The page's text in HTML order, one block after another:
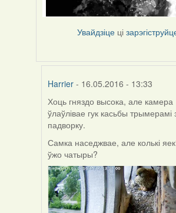
Увайдзіце ці
Harrier - 16.05.2016 - 13:33
In
reply
to
by
Harrier
Хоць гняздо высока, але камера
ўлаўлівае гук касьбы трымерамі
падворку.
Самка наседжвае, але колькі
ўжо чатыры?